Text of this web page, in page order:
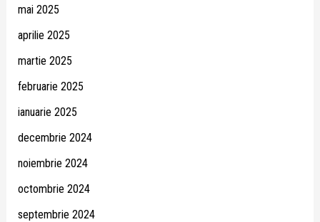
mai 2025
aprilie 2025
martie 2025
februarie 2025
ianuarie 2025
decembrie 2024
noiembrie 2024
octombrie 2024
septembrie 2024